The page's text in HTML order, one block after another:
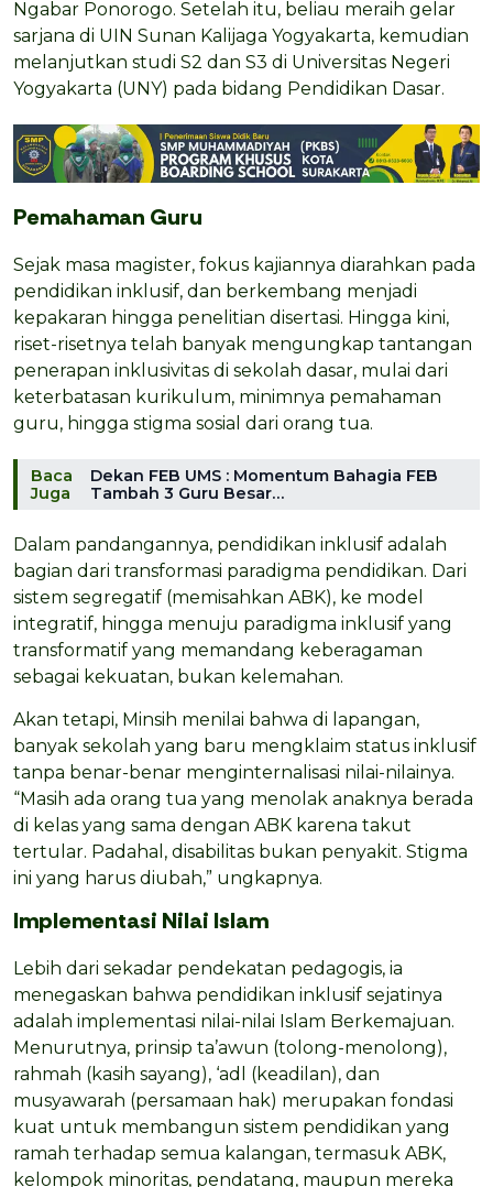
Ngabar Ponorogo. Setelah itu, beliau meraih gelar
sarjana di UIN Sunan Kalijaga Yogyakarta, kemudian
melanjutkan studi S2 dan S3 di Universitas Negeri
Yogyakarta (UNY) pada bidang Pendidikan Dasar.
Pemahaman Guru
Sejak masa magister, fokus kajiannya diarahkan pada
pendidikan inklusif, dan berkembang menjadi
kepakaran hingga penelitian disertasi. Hingga kini,
riset-risetnya telah banyak mengungkap tantangan
penerapan inklusivitas di sekolah dasar, mulai dari
keterbatasan kurikulum, minimnya pemahaman
guru, hingga stigma sosial dari orang tua.
Baca
Juga
Dekan FEB UMS : Momentum Bahagia FEB
Tambah 3 Guru Besar…
Dalam pandangannya, pendidikan inklusif adalah
bagian dari transformasi paradigma pendidikan. Dari
sistem segregatif (memisahkan ABK), ke model
integratif, hingga menuju paradigma inklusif yang
transformatif yang memandang keberagaman
sebagai kekuatan, bukan kelemahan.
Akan tetapi, Minsih menilai bahwa di lapangan,
banyak sekolah yang baru mengklaim status inklusif
tanpa benar-benar menginternalisasi nilai-nilainya.
“Masih ada orang tua yang menolak anaknya berada
di kelas yang sama dengan ABK karena takut
tertular. Padahal, disabilitas bukan penyakit. Stigma
ini yang harus diubah,” ungkapnya.
Implementasi Nilai Islam
Lebih dari sekadar pendekatan pedagogis, ia
menegaskan bahwa pendidikan inklusif sejatinya
adalah implementasi nilai-nilai Islam Berkemajuan.
Menurutnya, prinsip ta’awun (tolong-menolong),
rahmah (kasih sayang), ‘adl (keadilan), dan
musyawarah (persamaan hak) merupakan fondasi
kuat untuk membangun sistem pendidikan yang
ramah terhadap semua kalangan, termasuk ABK,
kelompok minoritas, pendatang, maupun mereka